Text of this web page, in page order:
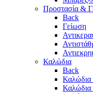
Προστασία &
Back
Γείωση
Καλώδια
Back